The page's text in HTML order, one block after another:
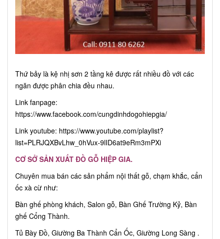
Thứ bảy là kệ nhị sơn 2 tầng kê được rất nhiều đồ với các
ngăn được phân chia đều nhau.
Link fanpage:
https://www.facebook.com/cungdinhdogohiepgia/
Link youtube: https://www.youtube.com/playlist?
list=PLRJQXBvLhw_0hVux-9lID6at9eRm3mPXi
CƠ SỞ SẢN XUẤT ĐỒ GỖ HIỆP GIA.
Chuyên mua bán các sản phẩm nội thất gỗ, chạm khắc, cẩn
ốc xà cừ như:
Bàn ghế phòng khách, Salon gỗ, Bàn Ghế Trường Kỷ, Bàn
ghế Cổng Thành.
Tủ Bày Đồ, Giường Ba Thành Cẩn Ốc, Giường Long Sàng .